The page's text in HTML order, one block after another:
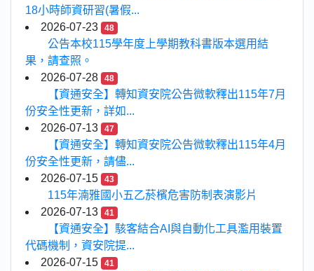
18小時師資研習(暑假...
2026-07-23
48
公告本校115學年度上學期教科書版本選用結
果，請查照。
2026-07-28
48
【資通安全】轉知資安院公告微軟釋出115年7月
份安全性更新，詳如...
2026-07-13
47
【資通安全】轉知資安院公告微軟釋出115年4月
份安全性更新，請儘...
2026-07-15
43
115年湳雅國小五乙菸檳危害防制表演影片
2026-07-13
41
【資通安全】駭客結合AI與自動化工具濫用裝置
代碼機制，資安院提...
2026-07-15
41